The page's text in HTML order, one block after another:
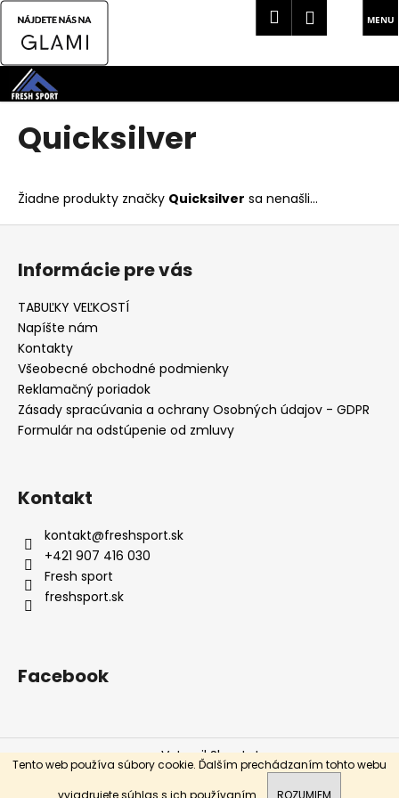
Tento web používa súbory cookie. Ďalším prechádzaním tohto webu
Prejsť
na
obsah
Hľadať
Quicksilver
Žiadne produkty značky Quicksilver sa nenašli...
K
š
k
Späť
Späť
Č
o
p
t
r
b
u
j
e
t
e
n
á
j
ť
?
O
o
r
Z
Informácie pre vás
TABUĽKY VEĽKOSTÍ
Napíšte nám
Kontakty
Všeobecné obchodné podmienky
Reklamačný poriadok
Zásady spracúvania a ochrany Osobných údajov - GDPR
Formulár na odstúpenie od zmluvy
Kontakt
kontakt@freshsport.sk
+421 907 416 030
Fresh sport
freshsport.sk
Facebook
Vytvoril Shoptet